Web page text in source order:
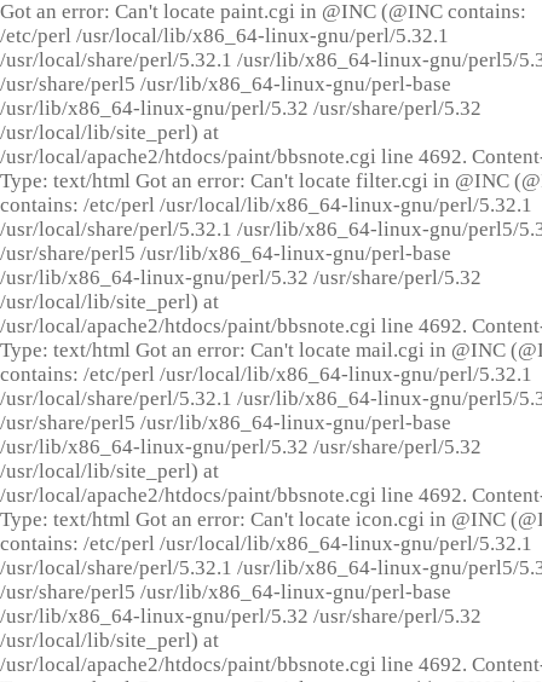
Got an error: Can't locate paint.cgi in @INC (@INC contains:
/etc/perl /usr/local/lib/x86_64-linux-gnu/perl/5.32.1
/usr/local/share/perl/5.32.1 /usr/lib/x86_64-linux-gnu/perl5/
/usr/share/perl5 /usr/lib/x86_64-linux-gnu/perl-base
/usr/lib/x86_64-linux-gnu/perl/5.32 /usr/share/perl/5.32
/usr/local/lib/site_perl) at
/usr/local/apache2/htdocs/paint/bbsnote.cgi line 4692.
Type: text/html Got an error: Can't locate filter.cgi in @INC
contains: /etc/perl /usr/local/lib/x86_64-linux-gnu/perl/5.32.1
/usr/local/share/perl/5.32.1 /usr/lib/x86_64-linux-gnu/perl5/
/usr/share/perl5 /usr/lib/x86_64-linux-gnu/perl-base
/usr/lib/x86_64-linux-gnu/perl/5.32 /usr/share/perl/5.32
/usr/local/lib/site_perl) at
/usr/local/apache2/htdocs/paint/bbsnote.cgi line 4692.
Type: text/html Got an error: Can't locate mail.cgi in @INC
contains: /etc/perl /usr/local/lib/x86_64-linux-gnu/perl/5.32.1
/usr/local/share/perl/5.32.1 /usr/lib/x86_64-linux-gnu/perl5/
/usr/share/perl5 /usr/lib/x86_64-linux-gnu/perl-base
/usr/lib/x86_64-linux-gnu/perl/5.32 /usr/share/perl/5.32
/usr/local/lib/site_perl) at
/usr/local/apache2/htdocs/paint/bbsnote.cgi line 4692.
Type: text/html Got an error: Can't locate icon.cgi in @INC
contains: /etc/perl /usr/local/lib/x86_64-linux-gnu/perl/5.32.1
/usr/local/share/perl/5.32.1 /usr/lib/x86_64-linux-gnu/perl5/
/usr/share/perl5 /usr/lib/x86_64-linux-gnu/perl-base
/usr/lib/x86_64-linux-gnu/perl/5.32 /usr/share/perl/5.32
/usr/local/lib/site_perl) at
/usr/local/apache2/htdocs/paint/bbsnote.cgi line 4692.